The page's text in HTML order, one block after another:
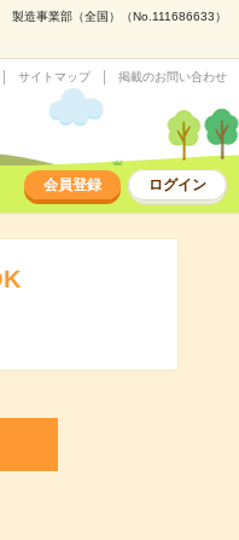
製造事業部（全国）（No.111686633）
サイトマップ 掲載のお問い合わせ
会員登録 ログイン